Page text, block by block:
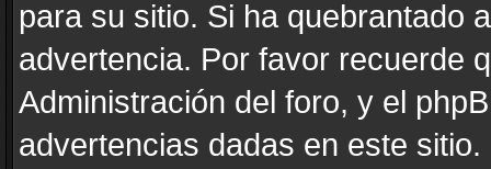
para su sitio. Si ha quebrantado
advertencia. Por favor recuerde
Administración del foro, y el
advertencias dadas en este